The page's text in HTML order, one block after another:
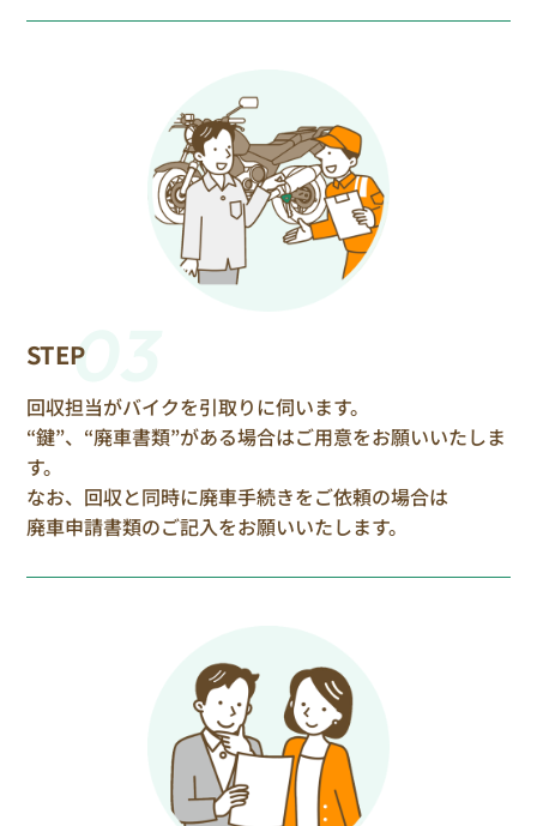
STEP03
回収担当がバイクを引取りに伺います。
“鍵”、“廃車書類”がある場合はご用意をお願いいたしま
す。
なお、回収と同時に廃車手続きをご依頼の場合は
廃車申請書類のご記入をお願いいたします。